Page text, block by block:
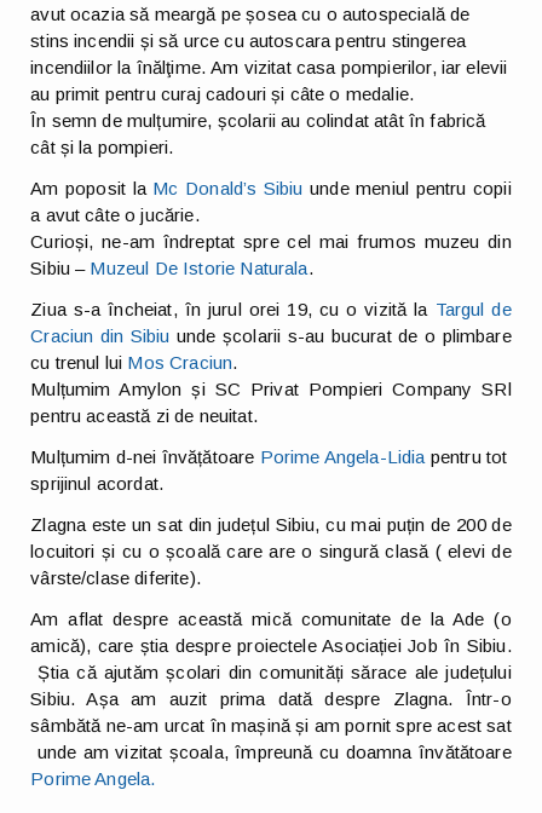
avut ocazia să meargă pe șosea cu o autospecială de
stins incendii și să urce cu autoscara pentru stingerea
incendiilor la înălţime. Am vizitat casa pompierilor, iar elevii
au primit pentru curaj cadouri și câte o medalie.
În semn de mulțumire, școlarii au colindat atât în fabrică
cât și la pompieri.
Am poposit la Mc Donald’s Sibiu unde meniul pentru copii
a avut câte o jucărie.
Curioși, ne-am îndreptat spre cel mai frumos muzeu din
Sibiu – Muzeul De Istorie Naturala.
Ziua s-a încheiat, în jurul orei 19, cu o vizită la Targul de
Craciun din Sibiu unde școlarii s-au bucurat de o plimbare
cu trenul lui Mos Craciun.
Mulțumim Amylon și SC Privat Pompieri Company SRl
pentru această zi de neuitat.
Mulțumim d-nei învățătoare Porime Angela-Lidia pentru tot
sprijinul acordat.
Zlagna este un sat din județul Sibiu, cu mai puțin de 200 de
locuitori și cu o școală care are o singură clasă ( elevi de
vârste/clase diferite).
Am aflat despre această mică comunitate de la Ade (o
amică), care știa despre proiectele Asociației Job în Sibiu.
Știa că ajutăm școlari din comunități sărace ale județului
Sibiu. Așa am auzit prima dată despre Zlagna. Într-o
sâmbătă ne-am urcat în mașină și am pornit spre acest sat
unde am vizitat școala, împreună cu doamna învătătoare
Porime Angela.